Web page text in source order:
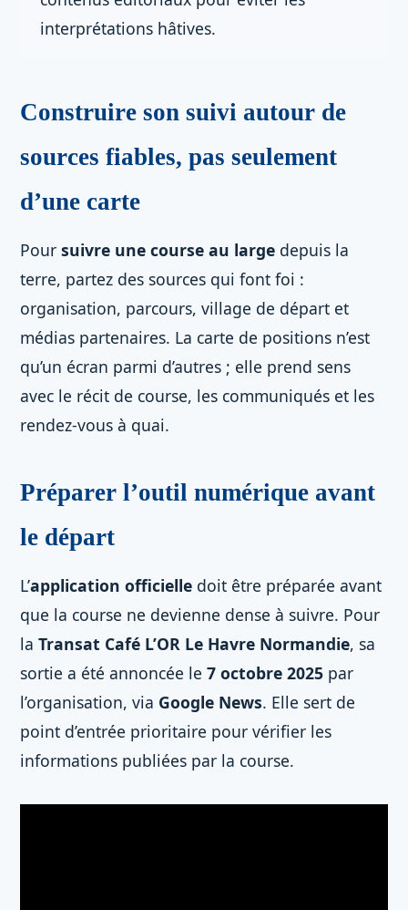
interprétations hâtives.
Construire son suivi autour de
sources fiables, pas seulement
d’une carte
Pour suivre une course au large depuis la
terre, partez des sources qui font foi :
organisation, parcours, village de départ et
médias partenaires. La carte de positions n’est
qu’un écran parmi d’autres ; elle prend sens
avec le récit de course, les communiqués et les
rendez-vous à quai.
Préparer l’outil numérique avant
le départ
L’application officielle doit être préparée avant
que la course ne devienne dense à suivre. Pour
la Transat Café L’OR Le Havre Normandie, sa
sortie a été annoncée le 7 octobre 2025 par
l’organisation, via Google News. Elle sert de
point d’entrée prioritaire pour vérifier les
informations publiées par la course.